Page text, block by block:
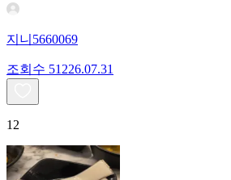
지니5660069
조회수 51226.07.31
12